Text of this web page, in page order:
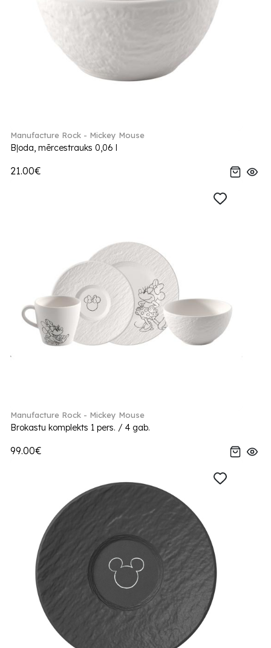
Manufacture Rock - Mickey Mouse
Bļoda, mērcestrauks 0,06 l
21.00€
Manufacture Rock - Mickey Mouse
Brokastu komplekts 1 pers. / 4 gab.
99.00€